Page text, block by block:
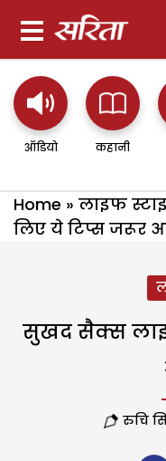
ऑडियो कहानी
Home » लाइफ
लिए ये टिप्स जरूर
सुखद सैक्स
रुचि